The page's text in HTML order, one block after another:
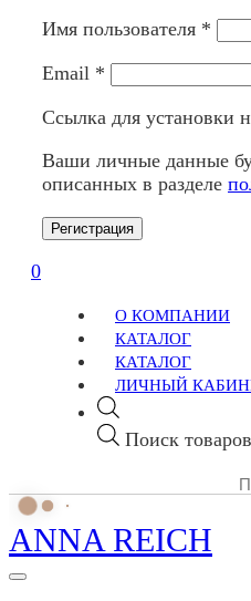
Имя пользователя *
Email *
Ссылка для установки
Ваши личные данные
описанных в разделе
Регистрация
0
О КОМПАНИИ
КАТАЛОГ
КАТАЛОГ
ЛИЧНЫЙ
Поиск товаров
ANNA REICH